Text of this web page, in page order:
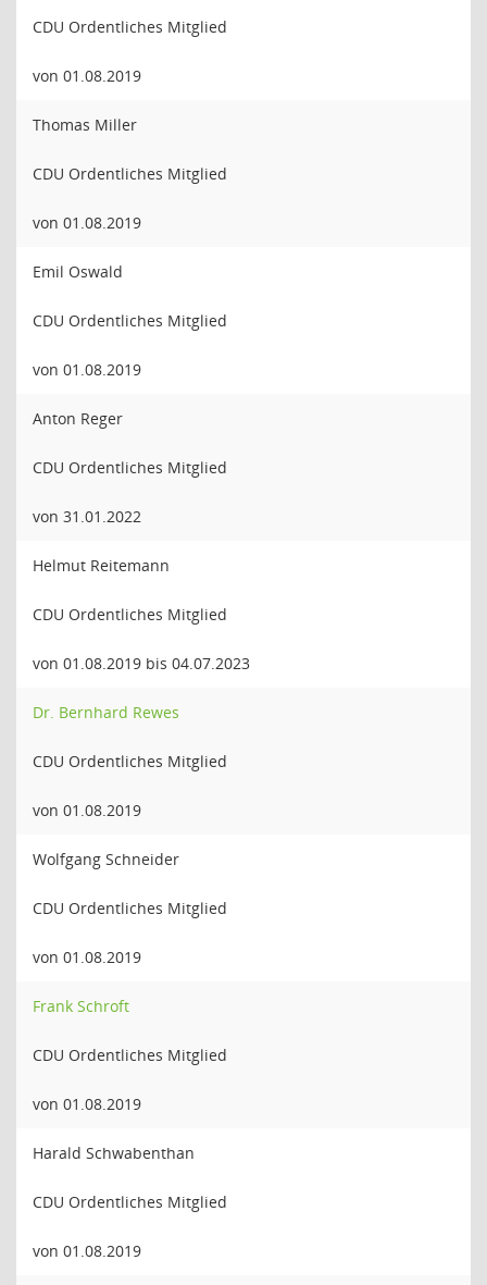
CDU Ordentliches Mitglied
von 01.08.2019
Thomas Miller
CDU Ordentliches Mitglied
von 01.08.2019
Emil Oswald
CDU Ordentliches Mitglied
von 01.08.2019
Anton Reger
CDU Ordentliches Mitglied
von 31.01.2022
Helmut Reitemann
CDU Ordentliches Mitglied
von 01.08.2019 bis 04.07.2023
Dr. Bernhard Rewes
CDU Ordentliches Mitglied
von 01.08.2019
Wolfgang Schneider
CDU Ordentliches Mitglied
von 01.08.2019
Frank Schroft
CDU Ordentliches Mitglied
von 01.08.2019
Harald Schwabenthan
CDU Ordentliches Mitglied
von 01.08.2019